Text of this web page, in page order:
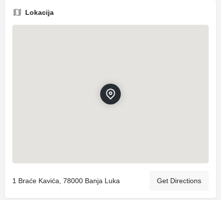
Lokacija
1 Braće Kavića, 78000 Banja Luka Get Directions